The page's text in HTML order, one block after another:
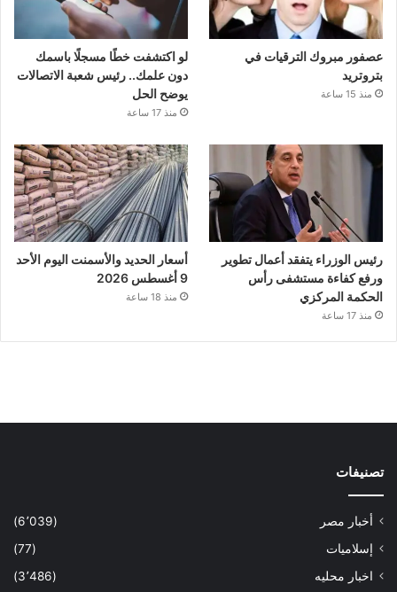
عصفور مبروك الترقيات في
بتروتريد
منذ 15 ساعة
لو اكتشفت خطًا مسجلًا باسمك
دون علمك.. رئيس شعبة الاتصالات
يوضح الحل
منذ 17 ساعة
رئيس الوزراء يتفقد أعمال تطوير
ورفع كفاءة مستشفى رأس
الحكمة المركزي
منذ 17 ساعة
أسعار الحديد والأسمنت اليوم الأحد
9 أغسطس 2026
منذ 18 ساعة
تصنيفات
أخبار مصر
(6٬039)
إسلاميات
(77)
اخبار محليه
(3٬486)